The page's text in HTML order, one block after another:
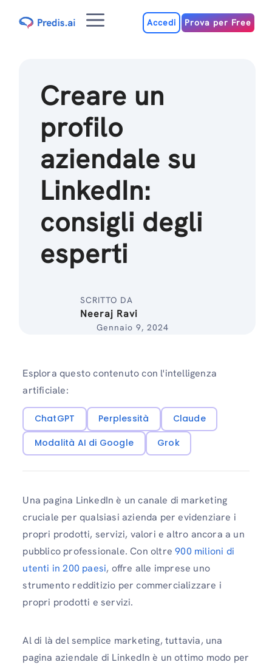
MenuAccedi Prova per Free
Creare un
profilo
aziendale su
LinkedIn:
consigli degli
esperti
SCRITTO DA
Neeraj Ravi
Gennaio 9, 2024
Esplora questo contenuto con l'intelligenza
artificiale:
ChatGPT Perplessità
Claude
Modalità AI di Google
Grok
Una pagina LinkedIn è un canale di marketing
cruciale per qualsiasi azienda per evidenziare i
propri prodotti, servizi, valori e altro ancora a un
pubblico professionale. Con oltre900 milioni di
utenti in 200 paesi, offre alle imprese uno
strumento redditizio per commercializzare i
propri prodotti e servizi.
Al di là del semplice marketing, tuttavia, una
pagina aziendale di LinkedIn è un ottimo modo per